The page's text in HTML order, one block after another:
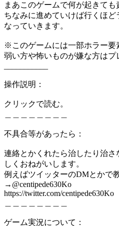
まあこのゲームで何が起きても
ちなみに進めていけば行くほど
なっていきます。
※このゲームには一部ホラー要
弱い方や怖いものが嫌な方はプ
操作説明：
クリックで読む。
不具合等があったら：
連絡とかくれたら治したり治
しくおねがいします。
例えばツイッターのDMとかで
→@centipede630Ko
https://twitter.com/centipede630Ko
ゲーム実況について：